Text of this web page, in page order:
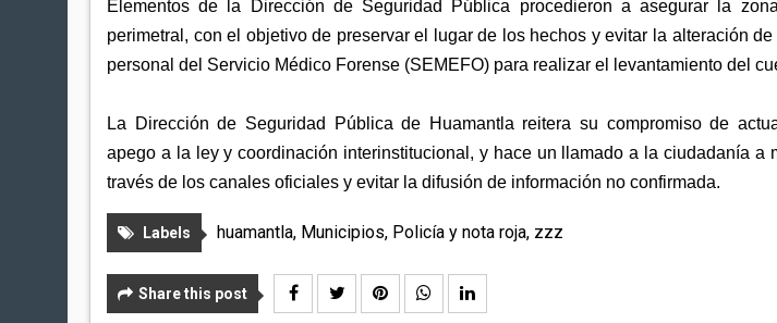
Elementos de la Dirección de Seguridad Pública procedieron a asegurar la
perimetral, con el objetivo de preservar el lugar de los hechos y evitar la alteración
personal del Servicio Médico Forense (SEMEFO) para realizar el levantamiento del
La Dirección de Seguridad Pública de Huamantla reitera su compromiso de
apego a la ley y coordinación interinstitucional, y hace un llamado a la ciudadanía a
través de los canales oficiales y evitar la difusión de información no confirmada.
Labels huamantla, Municipios, Policía y nota roja, zzz
Share this post